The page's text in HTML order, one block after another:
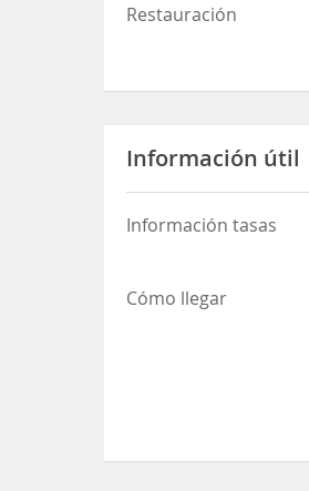
Restauración
Información útil
Información tasas
Cómo llegar